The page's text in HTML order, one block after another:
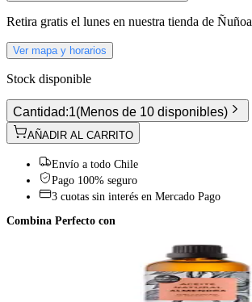
Retira gratis el lunes en nuestra tienda de Ñuñoa
Ver mapa y horarios
Stock disponible
Cantidad:1(Menos de 10 disponibles)
AÑADIR AL CARRITO
Envío a todo Chile
Pago 100% seguro
3 cuotas sin interés en Mercado Pago
Combina Perfecto con